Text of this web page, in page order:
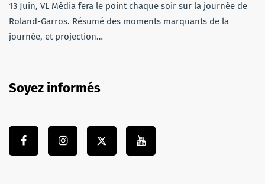
13 Juin, VL Média fera le point chaque soir sur la journée de
Roland-Garros. Résumé des moments marquants de la
journée, et projection…
Soyez informés